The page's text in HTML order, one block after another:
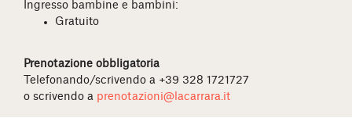
Ingresso bambine e bambini:
Gratuito
Prenotazione obbligatoria
Telefonando/scrivendo a +39 328 1721727
o scrivendo a prenotazioni@lacarrara.it